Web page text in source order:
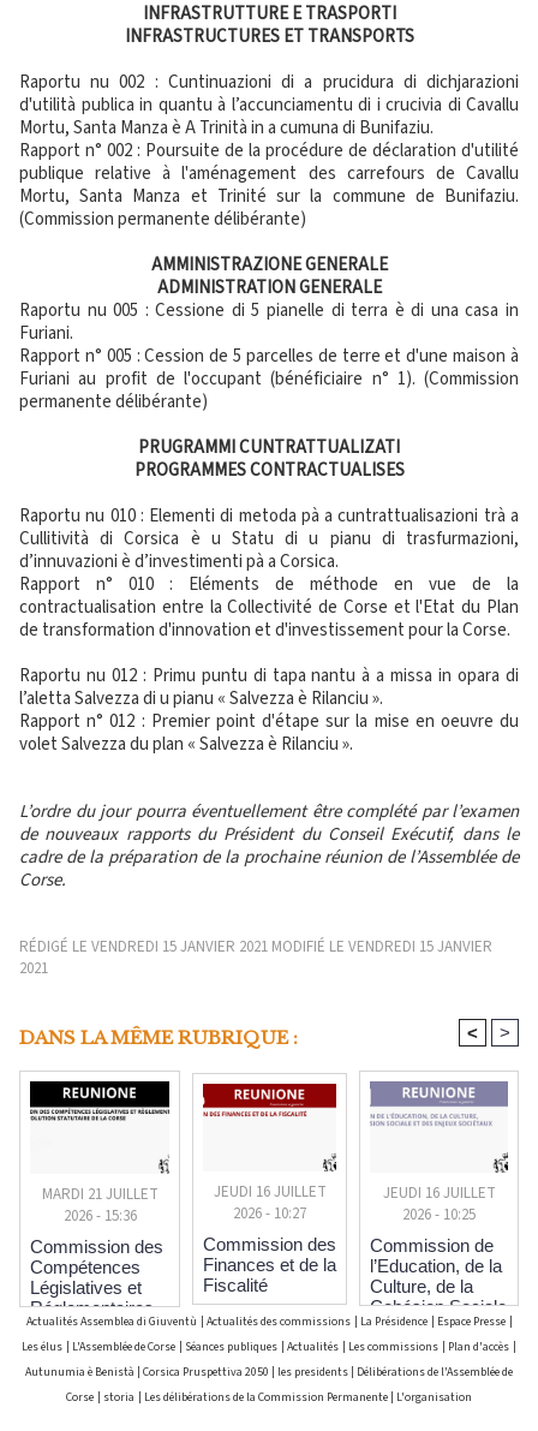
INFRASTRUTTURE E TRASPORTI
INFRASTRUCTURES ET TRANSPORTS
Raportu nu 002 : Cuntinuazioni di a prucidura di dichjarazioni
d'utilità publica in quantu à l’accunciamentu di i crucivia di Cavallu
Mortu, Santa Manza è A Trinità in a cumuna di Bunifaziu.
Rapport n° 002 : Poursuite de la procédure de déclaration d'utilité
publique relative à l'aménagement des carrefours de Cavallu
Mortu, Santa Manza et Trinité sur la commune de Bunifaziu.
(Commission permanente délibérante)
AMMINISTRAZIONE GENERALE
ADMINISTRATION GENERALE
Raportu nu 005 : Cessione di 5 pianelle di terra è di una casa in
Furiani.
Rapport n° 005 : Cession de 5 parcelles de terre et d'une maison à
Furiani au profit de l'occupant (bénéficiaire n° 1). (Commission
permanente délibérante)
PRUGRAMMI CUNTRATTUALIZATI
PROGRAMMES CONTRACTUALISES
Raportu nu 010 : Elementi di metoda pà a cuntrattualisazioni trà a
Cullitività di Corsica è u Statu di u pianu di trasfurmazioni,
d’innuvazioni è d’investimenti pà a Corsica.
Rapport n° 010 : Eléments de méthode en vue de la
contractualisation entre la Collectivité de Corse et l'Etat du Plan
de transformation d'innovation et d'investissement pour la Corse.
Raportu nu 012 : Primu puntu di tapa nantu à a missa in opara di
l’aletta Salvezza di u pianu « Salvezza è Rilanciu ».
Rapport n° 012 : Premier point d'étape sur la mise en oeuvre du
volet Salvezza du plan « Salvezza è Rilanciu ».
L’ordre du jour pourra éventuellement être complété par l’examen
de nouveaux rapports du Président du Conseil Exécutif, dans le
cadre de la préparation de la prochaine réunion de l’Assemblée de
Corse.
RÉDIGÉ LE VENDREDI 15 JANVIER 2021 MODIFIÉ LE VENDREDI 15 JANVIER
2021
DANS LA MÊME RUBRIQUE : < >
MARDI 21 JUILLET
2026 - 15:36
Commission des
Compétences
Législatives et
Réglementaires
et pour l’Evolution
Statutaire de la
Corse
JEUDI 16 JUILLET
2026 - 10:27
Commission des
Finances et de la
Fiscalité
JEUDI 16 JUILLET
2026 - 10:25
Commission de
l’Education, de la
Culture, de la
Cohésion Sociale
et des Enjeux
Sociétaux
Actualités Assemblea di Giuventù Actualités des commissions La Présidence Espace Presse
Les élus
L'Assemblée de Corse Séances publiques Actualités Les commissions Plan d'accès
Autunumia è Benistà Corsica Pruspettiva 2050 les presidents Délibérations de l'Assemblée de
Corse
storia Les délibérations de la Commission Permanente L'organisation